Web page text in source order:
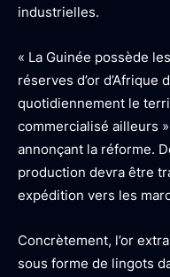
industrielles.
« La Guinée possède
réserves d’or d’Afrique
quotidiennement le
commercialisé ailleurs
annonçant la réforme.
production devra être
expédition vers les
Concrètement, l’or
sous forme de lingots